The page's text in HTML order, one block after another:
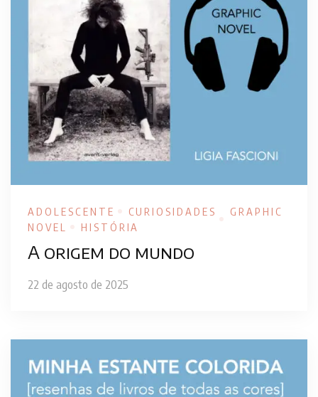
ADOLESCENTE CURIOSIDADES
GRAPHIC
NOVEL
HISTÓRIA
A origem do mundo
22 de agosto de 2025